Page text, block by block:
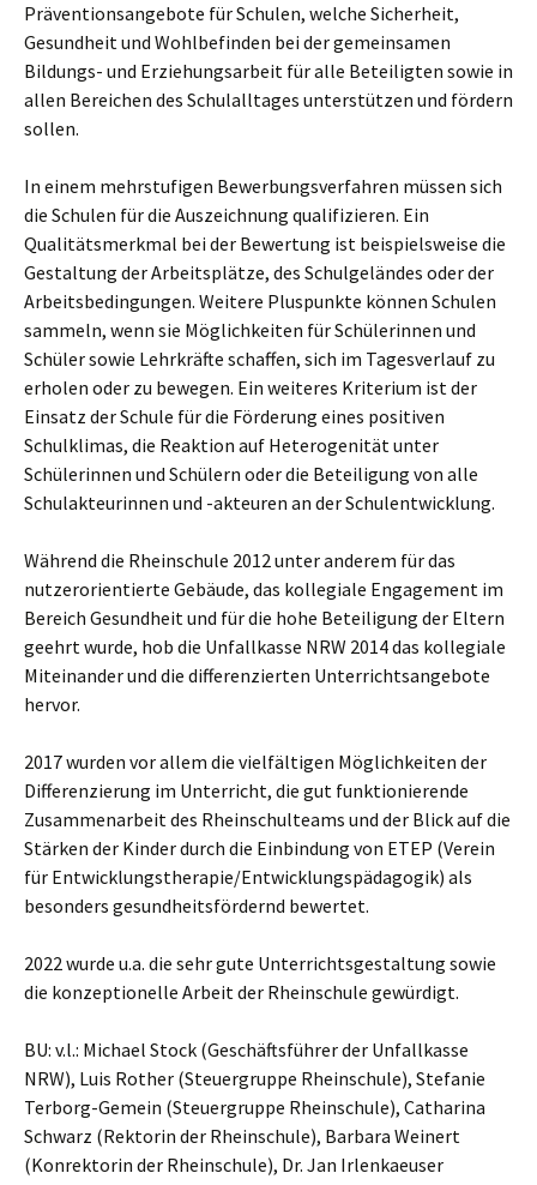
Präventionsangebote für Schulen, welche Sicherheit,
Gesundheit und Wohlbefinden bei der gemeinsamen
Bildungs- und Erziehungsarbeit für alle Beteiligten sowie in
allen Bereichen des Schulalltages unterstützen und fördern
sollen.
In einem mehrstufigen Bewerbungsverfahren müssen sich
die Schulen für die Auszeichnung qualifizieren. Ein
Qualitätsmerkmal bei der Bewertung ist beispielsweise die
Gestaltung der Arbeitsplätze, des Schulgeländes oder der
Arbeitsbedingungen. Weitere Pluspunkte können Schulen
sammeln, wenn sie Möglichkeiten für Schülerinnen und
Schüler sowie Lehrkräfte schaffen, sich im Tagesverlauf zu
erholen oder zu bewegen. Ein weiteres Kriterium ist der
Einsatz der Schule für die Förderung eines positiven
Schulklimas, die Reaktion auf Heterogenität unter
Schülerinnen und Schülern oder die Beteiligung von alle
Schulakteurinnen und -akteuren an der Schulentwicklung.
Während die Rheinschule 2012 unter anderem für das
nutzerorientierte Gebäude, das kollegiale Engagement im
Bereich Gesundheit und für die hohe Beteiligung der Eltern
geehrt wurde, hob die Unfallkasse NRW 2014 das kollegiale
Miteinander und die differenzierten Unterrichtsangebote
hervor.
2017 wurden vor allem die vielfältigen Möglichkeiten der
Differenzierung im Unterricht, die gut funktionierende
Zusammenarbeit des Rheinschulteams und der Blick auf die
Stärken der Kinder durch die Einbindung von ETEP (Verein
für Entwicklungstherapie/Entwicklungspädagogik) als
besonders gesundheitsfördernd bewertet.
2022 wurde u.a. die sehr gute Unterrichtsgestaltung sowie
die konzeptionelle Arbeit der Rheinschule gewürdigt.
BU: v.l.: Michael Stock (Geschäftsführer der Unfallkasse
NRW), Luis Rother (Steuergruppe Rheinschule), Stefanie
Terborg-Gemein (Steuergruppe Rheinschule), Catharina
Schwarz (Rektorin der Rheinschule), Barbara Weinert
(Konrektorin der Rheinschule), Dr. Jan Irlenkaeuser